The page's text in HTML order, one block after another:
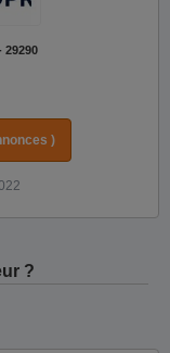
29290
)
?